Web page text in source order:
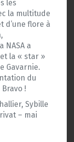
les
la multitude
d’une flore à
NASA a
la « star »
Gavarnie.
du
!
Sybille
– mai